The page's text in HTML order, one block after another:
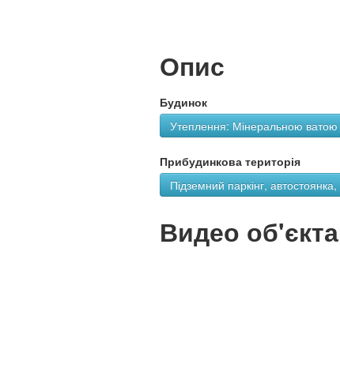
Опис
Будинок
Утеплення: Мінеральною ватою
Прибудинкова територія
Підземний паркінг,
Видео об'єкта